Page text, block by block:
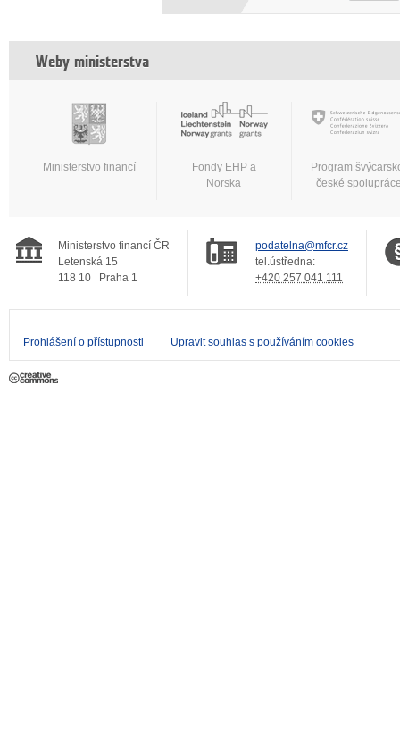
Weby ministerstva
Ministerstvo financí
Fondy EHP a
Norska
Program
české
Ministerstvo financí ČR
Letenská 15
118 10
Praha 1
podatelna@mfcr.cz
tel.ústředna:
+420 257 041 111
Prohlášení o přístupnosti Upravit souhlas s používáním cookies